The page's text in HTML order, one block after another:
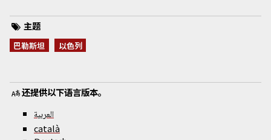
主题
巴勒斯坦 以色列
还提供以下语言版本。
العربية
català